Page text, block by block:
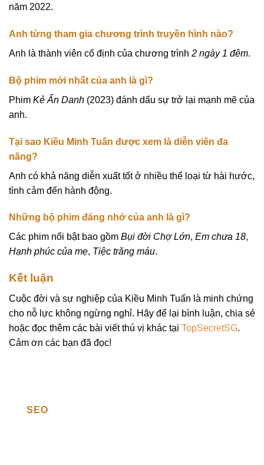
năm 2022.
Anh từng tham gia chương trình truyền hình nào?
Anh là thành viên cố định của chương trình 2 ngày 1 đêm.
Bộ phim mới nhất của anh là gì?
Phim Kẻ Ẩn Danh (2023) đánh dấu sự trở lại mạnh mẽ của
anh.
Tại sao Kiều Minh Tuấn được xem là diễn viên đa
năng?
Anh có khả năng diễn xuất tốt ở nhiều thể loại từ hài hước,
tình cảm đến hành động.
Những bộ phim đáng nhớ của anh là gì?
Các phim nổi bật bao gồm Bụi đời Chợ Lớn, Em chưa 18,
Hạnh phúc của mẹ, Tiệc trăng máu.
Kết luận
Cuộc đời và sự nghiệp của Kiều Minh Tuấn là minh chứng
cho nỗ lực không ngừng nghỉ. Hãy để lại bình luận, chia sẻ
hoặc đọc thêm các bài viết thú vị khác tại TopSecretSG.
Cảm ơn các bạn đã đọc!
SEO